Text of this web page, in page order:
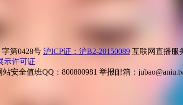
第0428号 沪ICP证：沪B2-20150089 互联网直播服
示许可证
站安全值班QQ：800800981 举报邮箱：